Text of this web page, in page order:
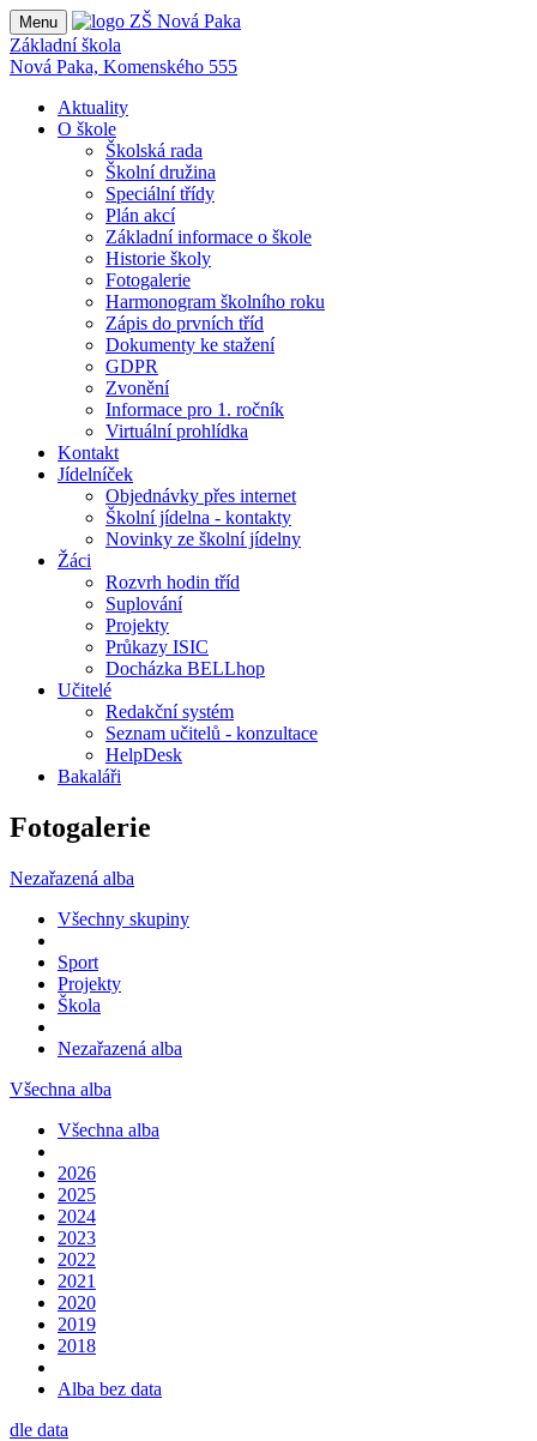
Menu
Základní škola
Nová Paka, Komenského 555
Aktuality
O škole
Školská rada
Školní družina
Speciální třídy
Plán akcí
Základní informace o škole
Historie školy
Fotogalerie
Harmonogram školního roku
Zápis do prvních tříd
Dokumenty ke stažení
GDPR
Zvonění
Informace pro 1. ročník
Virtuální prohlídka
Kontakt
Jídelníček
Objednávky přes internet
Školní jídelna - kontakty
Novinky ze školní jídelny
Žáci
Rozvrh hodin tříd
Suplování
Projekty
Průkazy ISIC
Docházka BELLhop
Učitelé
Redakční systém
Seznam učitelů - konzultace
HelpDesk
Bakaláři
Fotogalerie
Nezařazená alba
Všechny skupiny
Sport
Projekty
Škola
Nezařazená alba
Všechna alba
Všechna alba
2026
2025
2024
2023
2022
2021
2020
2019
2018
Alba bez data
dle data